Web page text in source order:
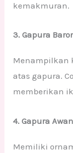
kemakmuran.
3. Gapura
Menampilkan
atas gapura.
memberikan
4. Gapura
Memiliki